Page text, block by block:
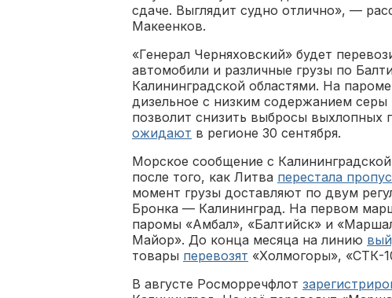
сдаче. Выглядит судно отлично», —
Макеенков.
«Генерал Черняховский» будет
автомобили и различные грузы по
Калининградской областями. На
дизельное с низким содержанием
позволит снизить выбросы
ожидают в регионе 30 сентября.
Морское сообщение с
после того, как Литва перестала
момент грузы доставляют по двум
Бронка — Калининград. На первом
паромы «Амбал», «Балтийск» и
Майор». До конца месяца на линию
товары перевозят «Холмогоры», «СТК-
В августе Росморречфлот